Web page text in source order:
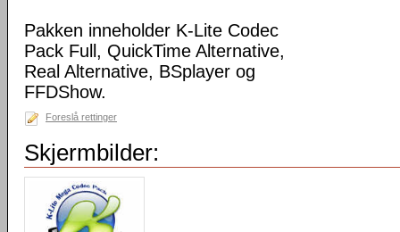
Pakken inneholder K-Lite Codec
Pack Full, QuickTime Alternative,
Real Alternative, BSplayer og
FFDShow.
Foreslå rettinger
Skjermbilder: